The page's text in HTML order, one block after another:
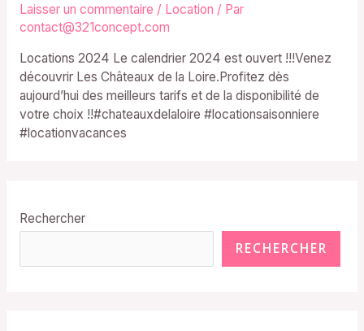
Rechercher
RECHERCHER
Laisser un commentaire / Location / Par
contact@321concept.com
Locations 2024 Le calendrier 2024 est ouvert !!!Venez
découvrir Les Châteaux de la Loire.Profitez dès
aujourd’hui des meilleurs tarifs et de la disponibilité de
votre choix !!#chateauxdelaloire #locationsaisonniere
#locationvacances